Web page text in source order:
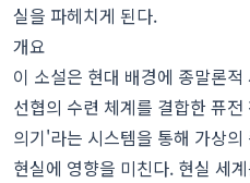
실을 파헤치게 된다.
개요
이 소설은 현대 배경에 종말론
선협의 수련 체계를 결합한 퓨
의기'라는 시스템을 통해 가상
현실에 영향을 미친다. 현실 세